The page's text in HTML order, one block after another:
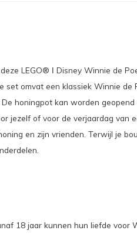
LEGO® ǀ Disney Winnie de
set omvat een klassiek Winnie
honingpot kan worden
jezelf of voor de verjaardag
en zijn vrienden. Terwijl je
18 jaar kunnen hun liefde